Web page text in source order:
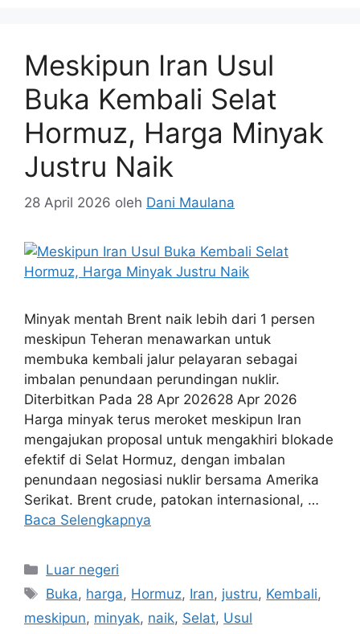
Meskipun Iran Usul
Buka Kembali Selat
Hormuz, Harga Minyak
Justru Naik
28 April 2026 oleh Dani Maulana
Minyak mentah Brent naik lebih dari 1 persen
meskipun Teheran menawarkan untuk
membuka kembali jalur pelayaran sebagai
imbalan penundaan perundingan nuklir.
Diterbitkan Pada 28 Apr 202628 Apr 2026
Harga minyak terus meroket meskipun Iran
mengajukan proposal untuk mengakhiri blokade
efektif di Selat Hormuz, dengan imbalan
penundaan negosiasi nuklir bersama Amerika
Serikat. Brent crude, patokan internasional, …
Baca Selengkapnya
Kategori
Luar negeri
Tag
Buka, harga, Hormuz, Iran, justru, Kembali,
meskipun, minyak, naik, Selat, Usul